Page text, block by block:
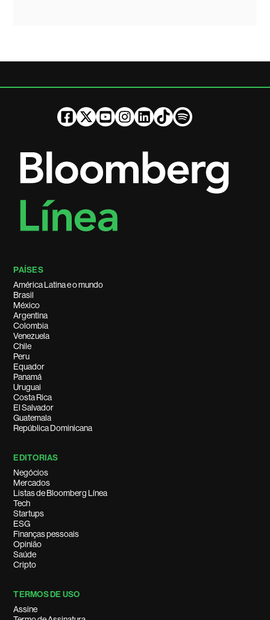
PAÍSES
América Latina e o mundo
Brasil
México
Argentina
Colombia
Venezuela
Chile
Peru
Equador
Panamá
Uruguai
Costa Rica
El Salvador
Guatemala
República Dominicana
EDITORIAS
Negócios
Mercados
Listas de Bloomberg Línea
Tech
Startups
ESG
Finanças pessoais
Opinião
Saúde
Cripto
TERMOS DE USO
Assine